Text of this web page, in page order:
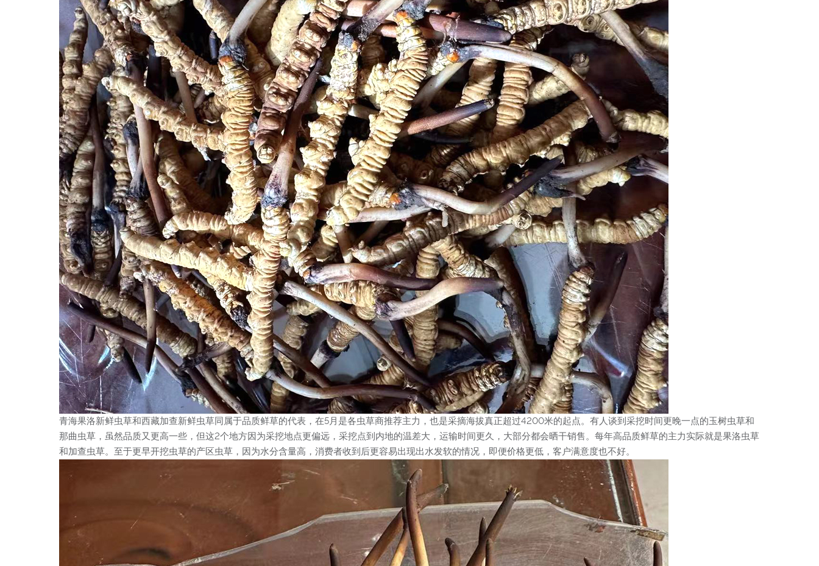
青海果洛新鲜虫草和西藏加查新鲜虫草同属于品质鲜草的代表，在5月是各虫草商推荐主力，也是采摘海拔真正超过4200米的起点。有人谈到采挖时间更晚一点的玉树虫草和
那曲虫草，虽然品质又更高一些，但这2个地方因为采挖地点更偏远，采挖点到内地的温差大，运输时间更久，大部分都会晒干销售。每年高品质鲜草的主力实际就是果洛虫草
和加查虫草。至于更早开挖虫草的产区虫草，因为水分含量高，消费者收到后更容易出现出水发软的情况，即便价格更低，客户满意度也不好。